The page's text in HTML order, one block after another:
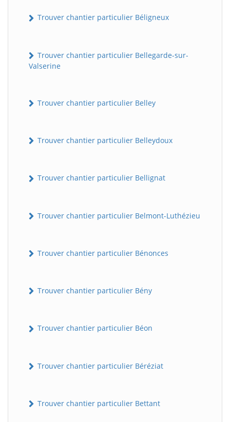
Trouver chantier particulier Béligneux
Trouver chantier particulier Bellegarde-sur-
Valserine
Trouver chantier particulier Belley
Trouver chantier particulier Belleydoux
Trouver chantier particulier Bellignat
Trouver chantier particulier Belmont-Luthézieu
Trouver chantier particulier Bénonces
Trouver chantier particulier Bény
Trouver chantier particulier Béon
Trouver chantier particulier Béréziat
Trouver chantier particulier Bettant